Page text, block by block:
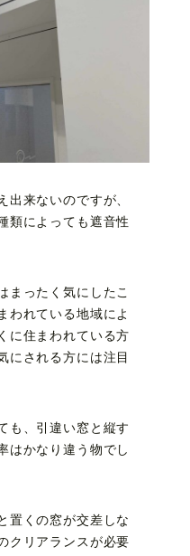
出来ないのですが、
類によっても遮音性
まったく気にしたこ
われている地域によ
に住まわれている方
にされる方には注目
も、引違い窓と縦す
はかなり違う物でし
置くの窓が交差しな
クリアランスが必要